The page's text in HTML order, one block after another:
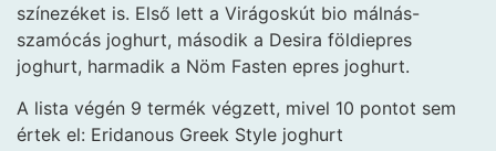
színezéket is. Első lett a Virágoskút bio málnás-
szamócás joghurt, második a Desira földiepres
joghurt, harmadik a Nöm Fasten epres joghurt.
A lista végén 9 termék végzett, mivel 10 pontot sem
értek el: Eridanous Greek Style joghurt